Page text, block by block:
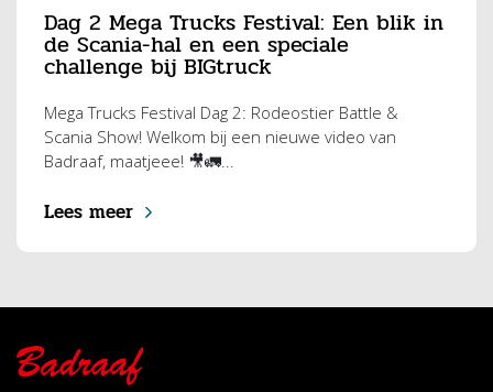
Dag 2 Mega Trucks Festival: Een blik in
de Scania-hal en een speciale
challenge bij BIGtruck
Mega Trucks Festival Dag 2: Rodeostier Battle &
Scania Show! Welkom bij een nieuwe video van
Badraaf, maatjeee! 🎥🚛...
Lees meer